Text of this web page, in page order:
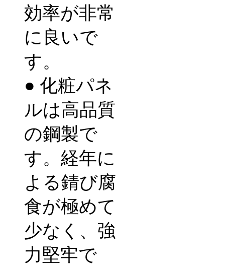
効率が非常
に良いで
す。
● 化粧パネ
ルは高品質
の鋼製で
す。経年に
よる錆び腐
食が極めて
少なく、強
力堅牢で